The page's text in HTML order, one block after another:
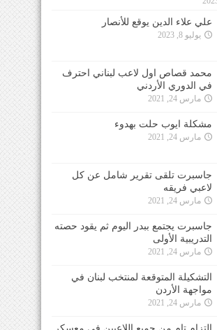
علي علاء الدين يوقع للأنصار
يوليو 8, 2023
محمد قصاص اول لاعب لبناني احترف
في الدوري الأردني
مارس 24, 2021
مشكلة ايوب حلت بهدوء
مارس 24, 2021
جاسبرت تلقى تقرير شامل عن كل
لاعبي فريقه
مارس 24, 2021
جاسبرت يجتمع ببدر اليوم ثم يقود حصته
التدريبية الأولى
مارس 24, 2021
التشكيلة المتوقعة لمنتخب لبنان في
مواجهة الأردن
مارس 24, 2021